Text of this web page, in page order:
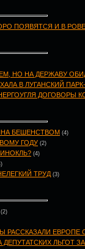
ПОЯВЯТСЯ И В
НО НА ДЕРЖАВУ
В ЛУГАНСКИЙ
ДОГОВОРЫ
БЕШЕНСТВОМ (4)
ГОДУ (2)
(4)
ТРУД (3)
(2)
РАССКАЗАЛИ ЕВРОПЕ
ДЕПУТАТСКИХ ЛЬГОТ